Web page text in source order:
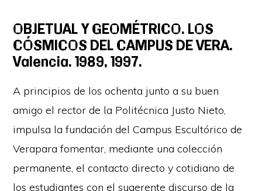
OBJETUAL Y GEOMÉTRICO. LOS
CÓSMICOS DEL CAMPUS DE VERA.
Valencia. 1989, 1997.
A principios de los ochenta junto a su buen
amigo el rector de la Politécnica Justo Nieto,
impulsa la fundación del Campus Escultórico de
Verapara fomentar, mediante una colección
permanente, el contacto directo y cotidiano de
los estudiantes con el sugerente discurso de la